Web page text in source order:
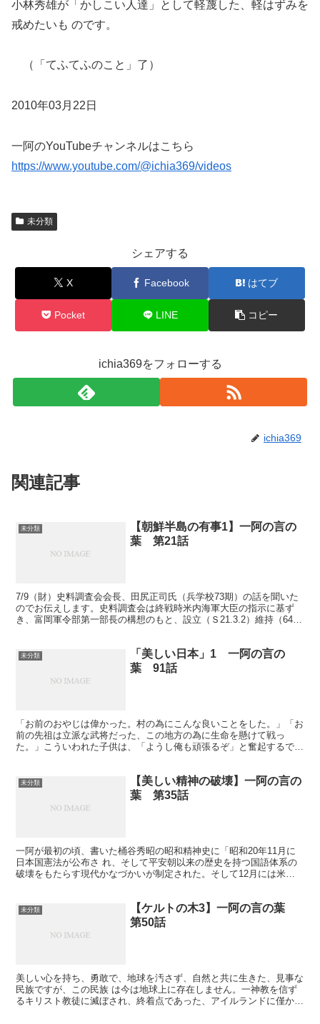
小林秀雄が「かしこい人達」として軽蔑した、軽はずみを
戒めたいも のです。
（「てふてふのこと」了）
2010年03月22日
一阿のYouTubeチャンネルはこちら
https://www.youtube.com/@ichia369/videos
未分類
シェアする
X Facebook はてブ
Pocket LINE コピー
ichia369をフォローする
ichia369
関連記事
未分類
【朝鮮半島の有事1】一阿の言の
葉 第21話
7/9（財）史料調査会会長、田尻正司氏（兵学校73期）の話を聞いた
のでお伝えします。史料調査会は終戦時米内海軍大臣の指示に基ず
き、富岡軍令部第一部長の構想のもと、設立（Ｓ21.3.2）維持（64年
未分類
「美しい日本」1 一阿の言の
葉 91話
「お前のおやじは偉かった。村の為にこんな良いことをした。」「お
前の先祖は立派な武将だった、この地方の為に生命を懸けて戦っ
た。」こういわれた子供は、「ようし俺も頑張るぞ」と奮起するでし
未分類
【美しい精神の破壊】一阿の言の
葉 第35話
一阿が最初の頃、書いた桶谷秀昭の昭和精神史に「昭和20年11月に
日本国憲法が公布さ れ、そして平安朝以来の歴史を持つ国語体系の
破壊をもたらす現代かなづかいが制定された。そして12月には米国
未分類
【ケルトの木3】一阿の言の葉
第50話
美しい心を持ち、勇敢で、地球を汚さず、自然と共に生きた、見事な
民族ですが、この民族 は今は地球上に存在しません。一神教を信ず
るキリスト教徒に滅ぼされ、終着点であった、アイルランドに僅か残